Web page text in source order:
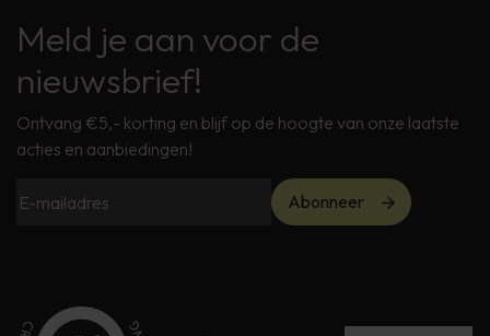
Meld je aan voor de
nieuwsbrief!
Ontvang €5,- korting en blijf op de hoogte van onze laatste
acties en aanbiedingen!
Abonneer